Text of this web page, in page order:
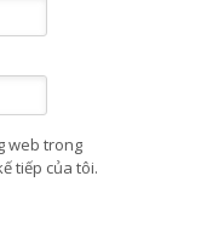
web trong
tiếp của tôi.